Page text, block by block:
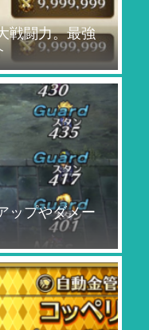
戦闘力。最強
ップやダメー